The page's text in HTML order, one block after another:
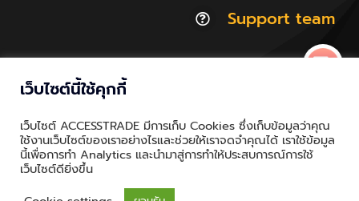
Support team
Thailand.a | All Rights Reserved
Privacy & Policy | Cookie Policy
เว็บไซต์นี้ใช้คุกกี้
เว็บไซต์ ACCESSTRADE มีการเก็บ Cookies ซึ่งเก็บข้อมูลว่าคุณ
ใช้งานเว็บไซต์ของเราอย่างไรและช่วยให้เราจดจำคุณได้ เราใช้ข้อมูล
นี้เพื่อการทำ Analytics และนำมาสู่การทำให้ประสบการณ์การใช้
เว็บไซต์ดียิ่งขึ้น